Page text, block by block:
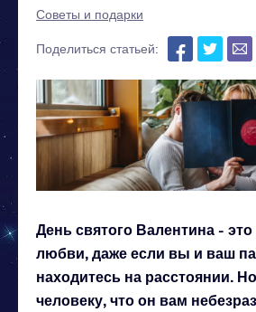
Советы и подарки
Поделиться статьей:
День святого Валентина -
любви, даже если вы и ваш
находитесь на расстоянии.
человеку, что он вам